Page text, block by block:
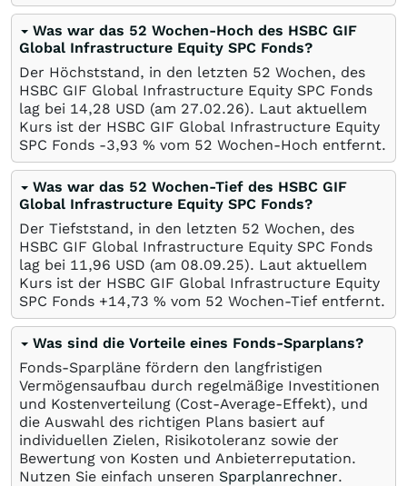
Was war das 52 Wochen-Hoch des HSBC GIF
Global Infrastructure Equity SPC Fonds?
Der Höchststand, in den letzten 52 Wochen, des
HSBC GIF Global Infrastructure Equity SPC Fonds
lag bei 14,28 USD (am 27.02.26). Laut aktuellem
Kurs ist der HSBC GIF Global Infrastructure Equity
SPC Fonds -3,93 % vom 52 Wochen-Hoch entfernt.
Was war das 52 Wochen-Tief des HSBC GIF
Global Infrastructure Equity SPC Fonds?
Der Tiefststand, in den letzten 52 Wochen, des
HSBC GIF Global Infrastructure Equity SPC Fonds
lag bei 11,96 USD (am 08.09.25). Laut aktuellem
Kurs ist der HSBC GIF Global Infrastructure Equity
SPC Fonds +14,73 % vom 52 Wochen-Tief entfernt.
Was sind die Vorteile eines Fonds-Sparplans?
Fonds-Sparpläne fördern den langfristigen
Vermögensaufbau durch regelmäßige Investitionen
und Kostenverteilung (Cost-Average-Effekt), und
die Auswahl des richtigen Plans basiert auf
individuellen Zielen, Risikotoleranz sowie der
Bewertung von Kosten und Anbieterreputation.
Nutzen Sie einfach unseren Sparplanrechner.